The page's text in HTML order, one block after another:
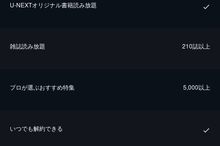
U-NEXTオリジナル書籍読み放題
雑誌読み放題 210誌以上
プロが選ぶおすすめ特集 5,000以上
いつでも解約できる